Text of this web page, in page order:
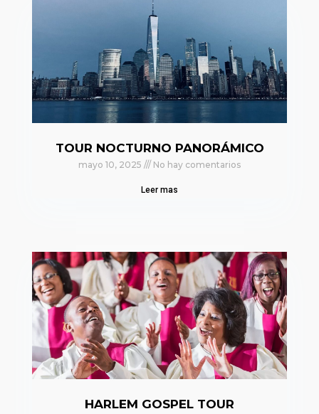
TOUR NOCTURNO PANORÁMICO
mayo 10, 2025 No hay comentarios
Leer mas
HARLEM GOSPEL TOUR